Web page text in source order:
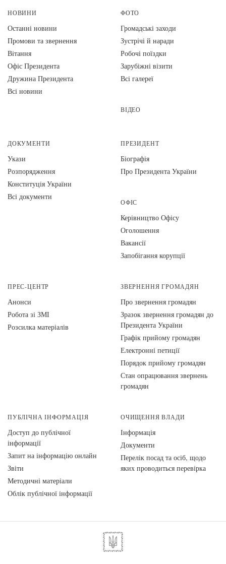
НОВИНИ
Останні новини
Промови та звернення
Вiтання
Офіс Президента
Дружина Президента
Всі новини
ФОТО
Громадські заходи
Зустрічі й наради
Робочі поїздки
Зарубіжні візити
Всі галереї
ВІДЕО
ДОКУМЕНТИ
Укази
Розпорядження
Конституція України
Всі документи
ПРЕЗИДЕНТ
Біографія
Про Президента України
ОФІС
Керівництво Офісу
Оголошення
Вакансії
Запобігання корупції
ПРЕС-ЦЕНТР
Анонси
Робота зі ЗМІ
Розсилка матеріалів
ЗВЕРНЕННЯ ГРОМАДЯН
Про звернення громадян
Зразок звернення громадян до
Президента України
Графік прийому громадян
Електронні петиції
Порядок прийому громадян
Стан опрацювання звернень
громадян
ПУБЛІЧНА ІНФОРМАЦІЯ
Доступ до публічної
інформації
Запит на інформацію онлайн
Звіти
Методичні матеріали
Облік публічної інформації
ОЧИЩЕННЯ ВЛАДИ
Інформація
Документи
Перелік посад та осіб, щодо
яких проводиться перевірка